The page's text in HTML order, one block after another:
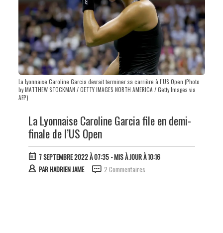
La Lyonnaise Caroline Garcia devrait terminer sa carrière à l’US Open (Photo
by MATTHEW STOCKMAN / GETTY IMAGES NORTH AMERICA / Getty Images via
AFP)
La Lyonnaise Caroline Garcia file en demi-
finale de l’US Open
7 SEPTEMBRE 2022 À 07:35- MIS À JOUR À 10:16
PARHADRIEN JAME 2 Commentaires